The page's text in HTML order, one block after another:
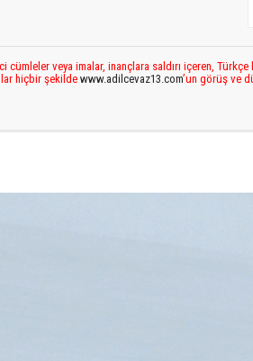
cümleler veya imalar, inançlara saldırı içeren,
hiçbir şekilde www.adilcevaz13.com’un görüş ve